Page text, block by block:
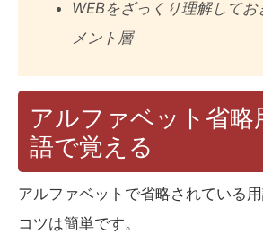
WEBをざっくり理解して
メント層
アルファベット省略
語で覚える
アルファベットで省略されている
コツは簡単です。